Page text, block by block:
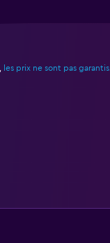
les prix ne sont pas garantis.